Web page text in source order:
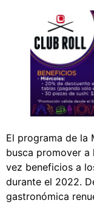
El programa de la
busca promover a
vez beneficios a
durante el 2022.
gastronómica